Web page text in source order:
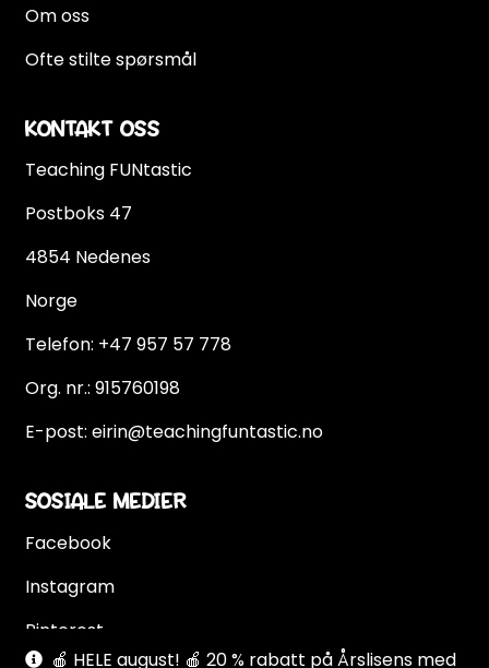
Om oss
Ofte stilte spørsmål
KONTAKT OSS
Teaching FUNtastic
Postboks 47
4854 Nedenes
Norge
Telefon: +47 957 57 778
Org. nr.: 915760198
E-post: eirin@teachingfuntastic.no
SOSIALE MEDIER
Facebook
Instagram
Pinterest
🍎 HELE august! 🍎 20 % rabatt på Årslisens med